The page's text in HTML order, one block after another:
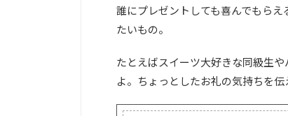
誰にプレゼントしても喜んでもら
たいもの。
たとえばスイーツ大好きな同級生
よ。ちょっとしたお礼の気持ちを